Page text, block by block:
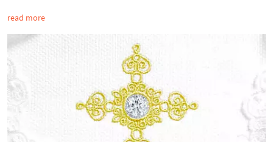
read more